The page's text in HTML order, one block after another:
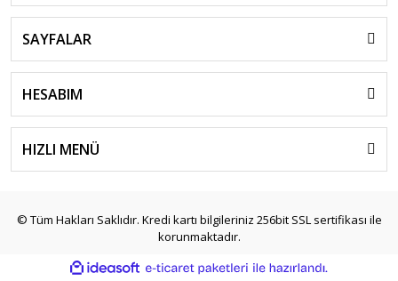
SAYFALAR
HESABIM
HIZLI MENÜ
© Tüm Hakları Saklıdır. Kredi kartı bilgileriniz 256bit SSL sertifikası ile
korunmaktadır.
ideasoft
e-